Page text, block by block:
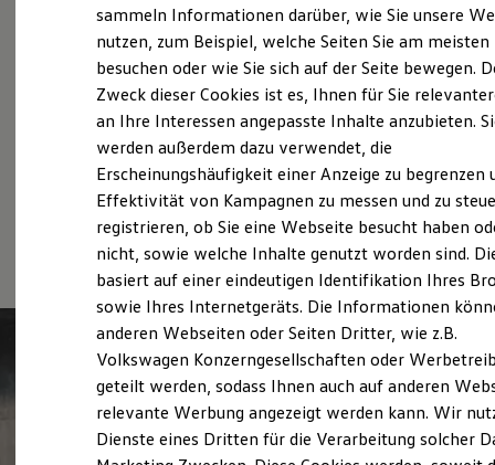
Reichweite
Reichweite der ID. Modelle
Reichweite im Winter
Laden
Laden unterwegs
Laden Zuhause
Ladezeitensimulator
Batterie
Sicherheit
Garantie und Lebensdauer
Nachhaltigkeit
Technologie
Kosten und Kauf
Verbrauchskosten
Kaufoptionen
E-Auto-Förderung
Software und Konnektivität
Die ID. Software 6
ID. Software Versionen und Updates
Digitale Extras
Schnittstellen zu Ihrem ID.
Fahrzeugangebot anfordern
Serviceanfrage stellen
sammeln Informationen darüber, wie Sie unsere
nutzen, zum Beispiel, welche Seiten Sie am meisten
besuchen oder wie Sie sich auf der Seite bewegen.
Zweck dieser Cookies ist es, Ihnen für Sie
an Ihre Interessen angepasste Inhalte anzubieten.
werden außerdem dazu verwendet, die
Erscheinungshäufigkeit einer Anzeige zu begrenzen
Effektivität von Kampagnen zu messen und zu
registrieren, ob Sie eine Webseite besucht haben
nicht, sowie welche Inhalte genutzt worden sind.
basiert auf einer eindeutigen Identifikation Ihres
sowie Ihres Internetgeräts. Die Informationen
anderen Webseiten oder Seiten Dritter, wie z.B.
Volkswagen Konzerngesellschaften oder
geteilt werden, sodass Ihnen auch auf anderen
relevante Werbung angezeigt werden kann. Wir
Dienste eines Dritten für die Verarbeitung solcher